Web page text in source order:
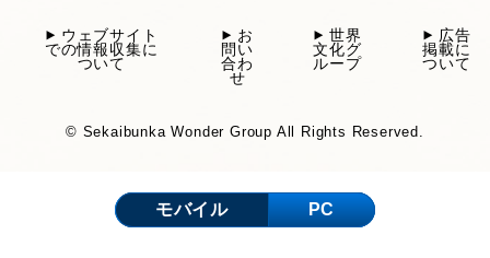
ウェブサイト
での情報収集に
ついて
お
問い
合わ
せ
世界
文化グ
ループ
広告
掲載に
ついて
© Sekaibunka Wonder Group All Rights Reserved.
モバイル PC